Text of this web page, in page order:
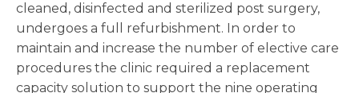
cleaned, disinfected and sterilized post surgery,
undergoes a full refurbishment. In order to
maintain and increase the number of elective care
procedures the clinic required a replacement
capacity solution to support the nine operating